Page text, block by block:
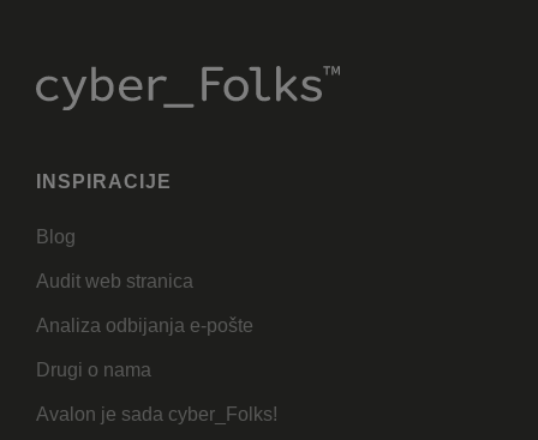
INSPIRACIJE
Blog
Audit web stranica
Analiza odbijanja e-pošte
Drugi o nama
Avalon je sada cyber_Folks!